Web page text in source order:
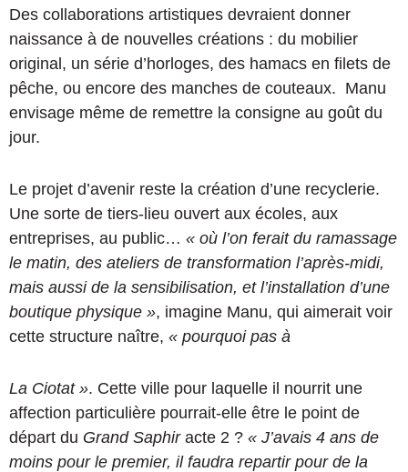
Des collaborations artistiques devraient donner
naissance à de nouvelles créations : du mobilier
original, un série d’horloges, des hamacs en filets de
pêche, ou encore des manches de couteaux. Manu
envisage même de remettre la consigne au goût du
jour.
Le projet d’avenir reste la création d’une recyclerie.
Une sorte de tiers-lieu ouvert aux écoles, aux
entreprises, au public… « où l’on ferait du ramassage
le matin, des ateliers de transformation l’après-midi,
mais aussi de la sensibilisation, et l’installation d’une
boutique physique », imagine Manu, qui aimerait voir
cette structure naître, « pourquoi pas à
La Ciotat ». Cette ville pour laquelle il nourrit une
affection particulière pourrait-elle être le point de
départ du Grand Saphir acte 2 ? « J’avais 4 ans de
moins pour le premier, il faudra repartir pour de la